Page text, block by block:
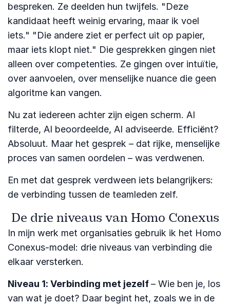
bespreken. Ze deelden hun twijfels. "Deze
kandidaat heeft weinig ervaring, maar ik voel
iets." "Die andere ziet er perfect uit op papier,
maar iets klopt niet." Die gesprekken gingen niet
alleen over competenties. Ze gingen over intuïtie,
over aanvoelen, over menselijke nuance die geen
algoritme kan vangen.
Nu zat iedereen achter zijn eigen scherm. AI
filterde, AI beoordeelde, AI adviseerde. Efficiënt?
Absoluut. Maar het gesprek – dat rijke, menselijke
proces van samen oordelen – was verdwenen.
En met dat gesprek verdween iets belangrijkers:
de verbinding tussen de teamleden zelf.
De drie niveaus van Homo Conexus
In mijn werk met organisaties gebruik ik het Homo
Conexus-model: drie niveaus van verbinding die
elkaar versterken.
Niveau 1: Verbinding met jezelf– Wie ben je, los
van wat je doet? Daar begint het, zoals we in de